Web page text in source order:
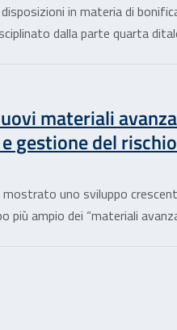
in materia di
dalla parte quarta
materiali
gestione del
mostrato uno sviluppo
più ampio dei “materiali